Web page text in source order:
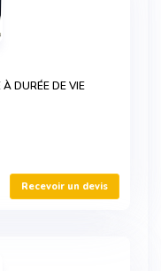
À DURÉE DE VIE
Recevoir un devis